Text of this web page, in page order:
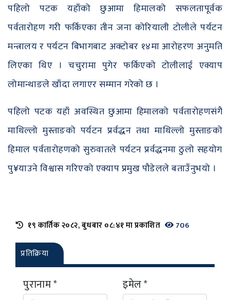
पहिलो पटक यहाँको छुआमा हिमालको सफलतापूर्वक
पर्वतारोहण गरी फर्किएका तीन जना कोरियाली टोलीले पर्यटन
मन्त्रालय र पर्यटन बिभागबाट अक्टोबर १४मा आरोहरण अनुमति
लिएका थिए । चचुरामा पुगेर फर्किएको टोलीलाई एक्याप
लोमान्थाङले खाँदा लगाएर सम्मान गरेको छ ।
पहिलो पटक यहाँ अवस्थित छुआमा हिमालको पर्वतारोहणसंगै
माथिल्लो मुस्ताङको पर्यटन प्रर्वद्धन तथा माथिल्लो मुस्ताङको
हिमाल पर्वतारोहणको सुरुवातले पर्यटन प्रर्वद्धनमा ठुलो सहयोग
पु¥याउने विश्वास गरिएको एक्याप प्रमुख पौडेलले बताउँनुभयो ।
१९ कार्तिक २०८२, बुधबार ०८:४१ मा प्रकाशित 706
प्रतिक्रिया
पुरानाम * इमेल *